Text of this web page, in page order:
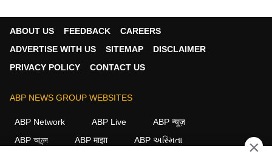
ABOUT US FEEDBACK
CAREERS
ADVERTISE WITH US
SITEMAP
DISCLAIMER
PRIVACY POLICY
CONTACT US
ABP NEWS GROUP WEBSITES
ABP Network ABP Live
ABP न्यूज़
ABP আনন্দ
ABP माझा
ABP અસ્મિતા
×